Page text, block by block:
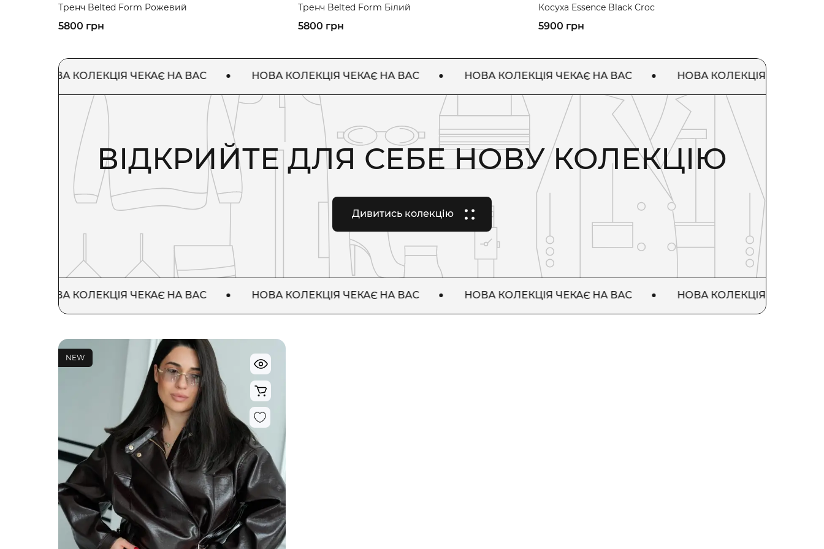
Тренч Belted Form Рожевий
5800 грн
Тренч Belted Form Білий
5800 грн
Косуха Essence Black Croc
5900 грн
НОВА КОЛЕКЦІЯ ЧЕКАЄ НА ВАС НОВА КОЛЕКЦІЯ ЧЕКАЄ НА ВАС НОВА КОЛЕКЦІЯ ЧЕКАЄ НА ВАС НОВА КОЛЕКЦІЯ ЧЕКАЄ НА ВАС
ВІДКРИЙТЕ ДЛЯ СЕБЕ НОВУ КОЛЕКЦІЮ
Дивитись колекцію
НОВА КОЛЕКЦІЯ ЧЕКАЄ НА ВАС НОВА КОЛЕКЦІЯ ЧЕКАЄ НА ВАС НОВА КОЛЕКЦІЯ ЧЕКАЄ НА ВАС НОВА КОЛЕКЦІЯ ЧЕКАЄ НА ВАС
NEW